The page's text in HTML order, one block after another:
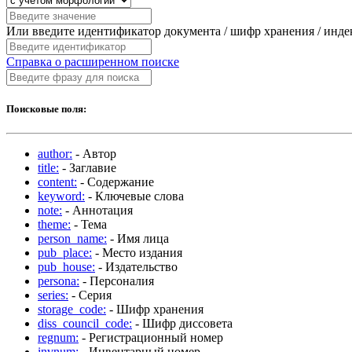
Или введите идентификатор документа / шифр хранения /
Справка о расширенном поиске
Поисковые поля:
author: - Автор
title: - Заглавие
content: - Содержание
keyword: - Ключевые слова
note: - Аннотация
theme: - Тема
person_name: - Имя лица
pub_place: - Место издания
pub_house: - Издательство
persona: - Персоналия
series: - Серия
storage_code: - Шифр хранения
diss_council_code: - Шифр диссовета
regnum: - Регистрационный номер